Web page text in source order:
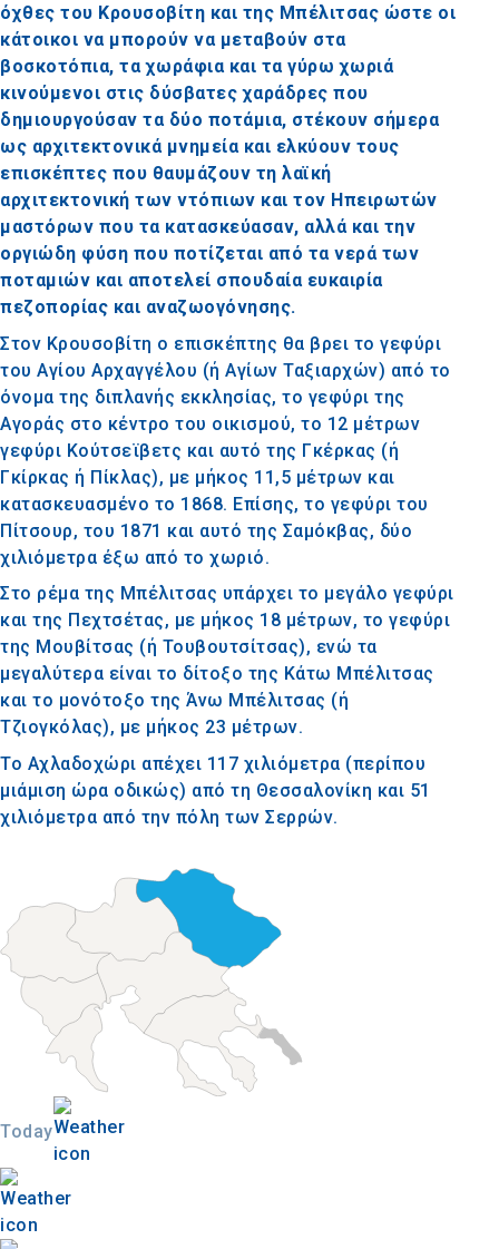
όχθες του Κρουσοβίτη και της Μπέλιτσας ώστε οι
κάτοικοι να μπορούν να μεταβούν στα
βοσκοτόπια, τα χωράφια και τα γύρω χωριά
κινούμενοι στις δύσβατες χαράδρες που
δημιουργούσαν τα δύο ποτάμια, στέκουν σήμερα
ως αρχιτεκτονικά μνημεία και ελκύουν τους
επισκέπτες που θαυμάζουν τη λαϊκή
αρχιτεκτονική των ντόπιων και τον Ηπειρωτών
μαστόρων που τα κατασκεύασαν, αλλά και την
οργιώδη φύση που ποτίζεται από τα νερά των
ποταμιών και αποτελεί σπουδαία ευκαιρία
πεζοπορίας και αναζωογόνησης.
Στον Κρουσοβίτη ο επισκέπτης θα βρει το γεφύρι
του Αγίου Αρχαγγέλου (ή Αγίων Ταξιαρχών) από το
όνομα της διπλανής εκκλησίας, το γεφύρι της
Αγοράς στο κέντρο του οικισμού, το 12 μέτρων
γεφύρι Κούτσεϊβετς και αυτό της Γκέρκας (ή
Γκίρκας ή Πίκλας), με μήκος 11,5 μέτρων και
κατασκευασμένο το 1868. Επίσης, το γεφύρι του
Πίτσουρ, του 1871 και αυτό της Σαμόκβας, δύο
χιλιόμετρα έξω από το χωριό.
Στο ρέμα της Μπέλιτσας υπάρχει το μεγάλο γεφύρι
και της Πεχτσέτας, με μήκος 18 μέτρων, το γεφύρι
της Μουβίτσας (ή Τουβουτσίτσας), ενώ τα
μεγαλύτερα είναι το δίτοξο της Κάτω Μπέλιτσας
και το μονότοξο της Άνω Μπέλιτσας (ή
Τζιογκόλας), με μήκος 23 μέτρων.
Το Αχλαδοχώρι απέχει 117 χιλιόμετρα (περίπου
μιάμιση ώρα οδικώς) από τη Θεσσαλονίκη και 51
χιλιόμετρα από την πόλη των Σερρών.
Today